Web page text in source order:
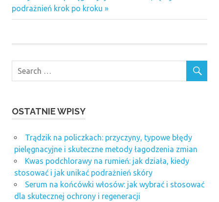
Post:
podrażnień krok po kroku
OSTATNIE WPISY
Trądzik na policzkach: przyczyny, typowe błędy
pielęgnacyjne i skuteczne metody łagodzenia zmian
Kwas podchlorawy na rumień: jak działa, kiedy
stosować i jak unikać podrażnień skóry
Serum na końcówki włosów: jak wybrać i stosować
dla skutecznej ochrony i regeneracji